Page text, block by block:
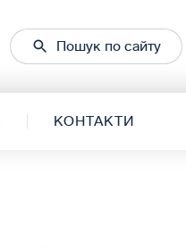
Пошук по сайту
КОНТАКТИ